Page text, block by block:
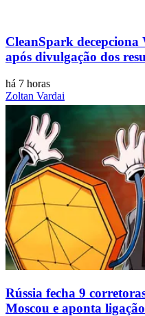
CleanSpark decepciona
após divulgação dos
há 7 horas
Zoltan Vardai
Rússia fecha 9
Moscou e aponta